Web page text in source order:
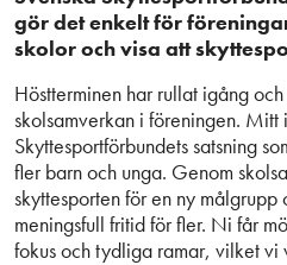
gör det enkelt för
skolor och visa att
Höstterminen har rullat igång
skolsamverkan i föreningen. Mitt
Skyttesportförbundets satsning
fler barn och unga. Genom
skyttesporten för en ny
meningsfull fritid för fler. Ni får
fokus och tydliga ramar, vilket vi